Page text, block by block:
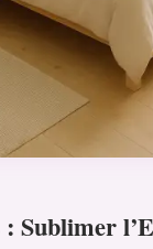
: Sublimer